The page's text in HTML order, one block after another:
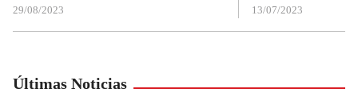
29/08/2023 13/07/2023
Últimas Noticias